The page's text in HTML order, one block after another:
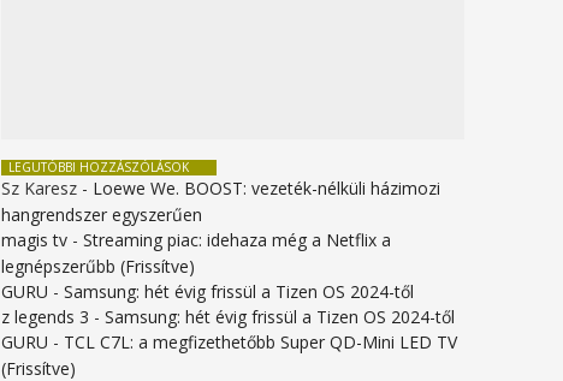
LEGUTÓBBI HOZZÁSZÓLÁSOK
Sz Karesz - Loewe We. BOOST: vezeték-nélküli házimozi
hangrendszer egyszerűen
magis tv -Streaming piac: idehaza még a Netflix a
legnépszerűbb (Frissítve)
GURU -Samsung: hét évig frissül a Tizen OS 2024-től
z legends 3 -Samsung: hét évig frissül a Tizen OS 2024-től
GURU - TCL C7L: a megfizethetőbb Super QD-Mini LED TV
(Frissítve)